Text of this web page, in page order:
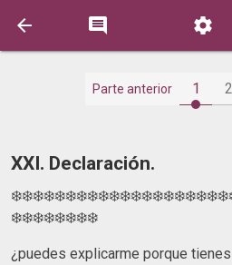
  
Parte anterior 1 2
XXI. Declaración.
❄️❄️❄️❄️❄️❄️❄️❄️
¿puedes explicarme porque